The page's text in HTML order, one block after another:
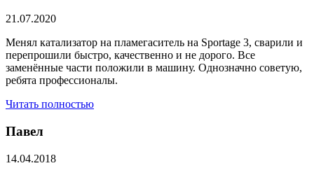
21.07.2020
Менял катализатор на пламегаситель на Sportage 3, сварили и
перепрошили быстро, качественно и не дорого. Все
заменённые части положили в машину. Однозначно советую,
ребята профессионалы.
Читать полностью
Павел
14.04.2018